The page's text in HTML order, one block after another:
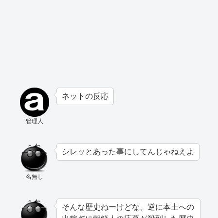
管理人
ネットの反応
名無し
シレッとあった事にしてんじゃねえよ
そんな歴史ねーけどな、逆に本土への